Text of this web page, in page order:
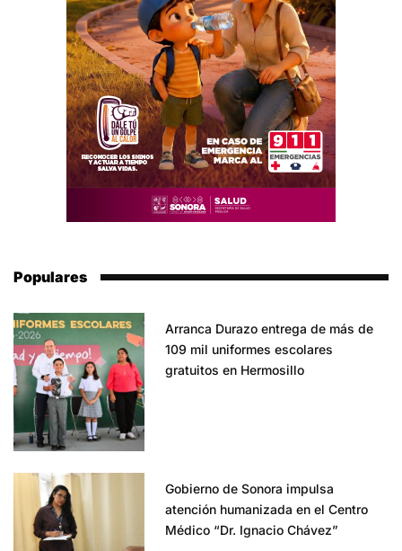
Populares
Arranca Durazo entrega de más de
109 mil uniformes escolares
gratuitos en Hermosillo
Gobierno de Sonora impulsa
atención humanizada en el Centro
Médico “Dr. Ignacio Chávez”